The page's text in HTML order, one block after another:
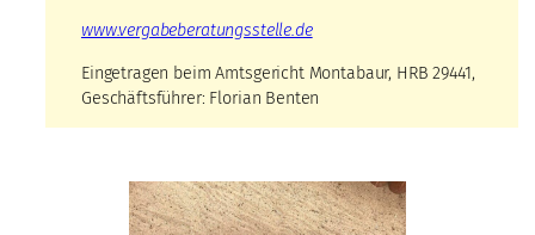
www.vergabeberatungsstelle.de
Eingetragen beim Amtsgericht Montabaur, HRB 29441,
Geschäftsführer: Florian Benten